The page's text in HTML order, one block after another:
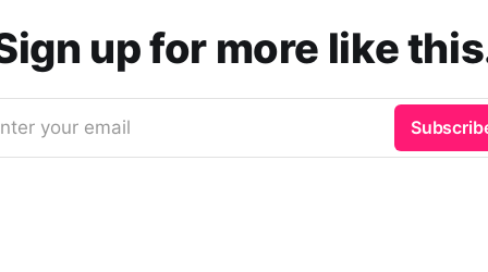
up for more like
your email